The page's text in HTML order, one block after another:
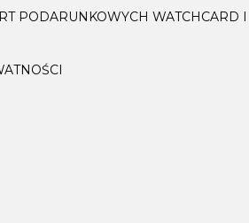
PODARUNKOWYCH WATCHCARD I